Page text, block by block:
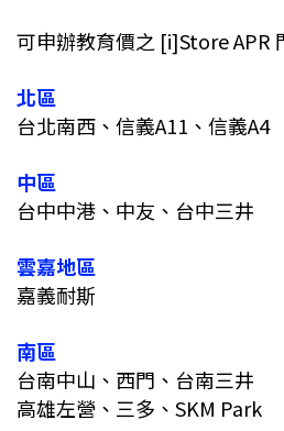
可申辦教育價之 [i]Store APR
北區
台北南西、信義A11、信義A4
中區
台中中港、中友、台中三井
雲嘉地區
嘉義耐斯
南區
台南中山、西門、台南三井
高雄左營、三多、SKM Park